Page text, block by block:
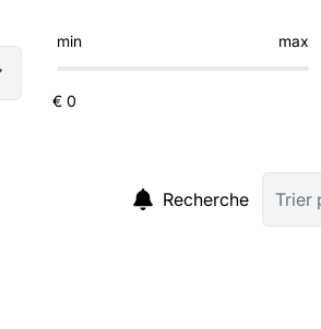
min max
Recherche Trier